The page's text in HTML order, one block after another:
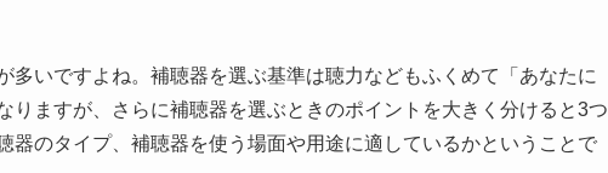
多いですよね。補聴器を選ぶ基準は聴力などもふくめて「あなたに
りますが、さらに補聴器を選ぶときのポイントを大きく分けると3つ
器のタイプ、補聴器を使う場面や用途に適しているかということで